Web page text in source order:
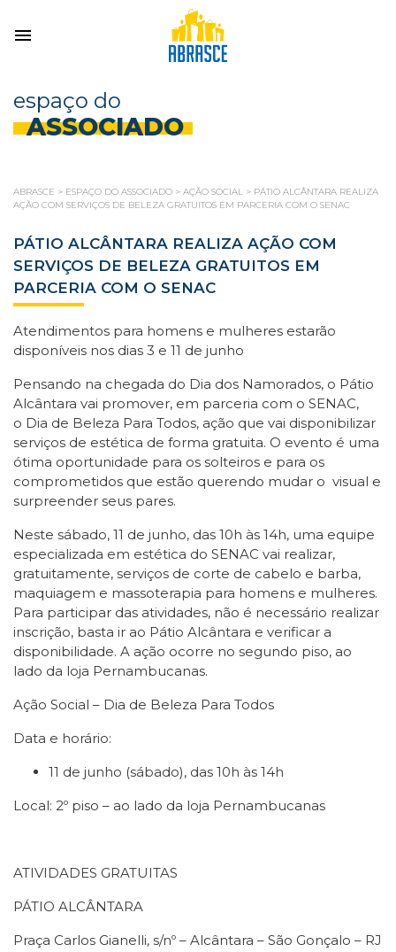
espaço do
ASSOCIADO
ABRASCE > ESPAÇO DO ASSOCIADO > AÇÃO SOCIAL > PÁTIO ALCÂNTARA REALIZA
AÇÃO COM SERVIÇOS DE BELEZA GRATUITOS EM PARCERIA COM O SENAC
PÁTIO ALCÂNTARA REALIZA AÇÃO COM
SERVIÇOS DE BELEZA GRATUITOS EM
PARCERIA COM O SENAC
Atendimentos para homens e mulheres estarão
disponíveis nos dias 3 e 11 de junho
Pensando na chegada do Dia dos Namorados, o Pátio
Alcântara vai promover, em parceria com o SENAC,
o Dia de Beleza Para Todos, ação que vai disponibilizar
serviços de estética de forma gratuita. O evento é uma
ótima oportunidade para os solteiros e para os
comprometidos que estão querendo mudar o visual e
surpreender seus pares.
Neste sábado, 11 de junho, das 10h às 14h, uma equipe
especializada em estética do SENAC vai realizar,
gratuitamente, serviços de corte de cabelo e barba,
maquiagem e massoterapia para homens e mulheres.
Para participar das atividades, não é necessário realizar
inscrição, basta ir ao Pátio Alcântara e verificar a
disponibilidade. A ação ocorre no segundo piso, ao
lado da loja Pernambucanas.
Ação Social – Dia de Beleza Para Todos
Data e horário:
11 de junho (sábado), das 10h às 14h
Local: 2º piso – ao lado da loja Pernambucanas
ATIVIDADES GRATUITAS
PÁTIO ALCÂNTARA
Praça Carlos Gianelli, s/nº – Alcântara – São Gonçalo – RJ